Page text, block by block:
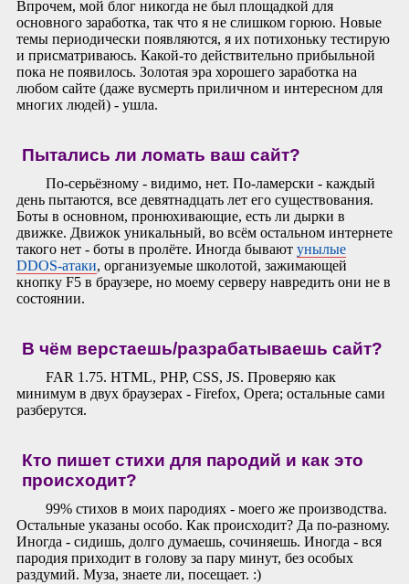
Впрочем, мой блог никогда не был площадкой для
основного заработка, так что я не слишком горюю. Новые
темы периодически появляются, я их потихоньку тестирую
и присматриваюсь. Какой-то действительно прибыльной
пока не появилось. Золотая эра хорошего заработка на
любом сайте (даже вусмерть приличном и интересном для
многих людей) - ушла.
Пытались ли ломать ваш сайт?
По-серьёзному - видимо, нет. По-ламерски - каждый
день пытаются, все девятнадцать лет его существования.
Боты в основном, пронюхивающие, есть ли дырки в
движке. Движок уникальный, во всём остальном интернете
такого нет - боты в пролёте. Иногда бывают унылые
DDOS-атаки, организуемые школотой, зажимающей
кнопку F5 в браузере, но моему серверу навредить они не в
состоянии.
В чём верстаешь/разрабатываешь сайт?
FAR 1.75. HTML, PHP, CSS, JS. Проверяю как
минимум в двух браузерах - Firefox, Opera; остальные сами
разберутся.
Кто пишет стихи для пародий и как это
происходит?
99% стихов в моих пародиях - моего же производства.
Остальные указаны особо. Как происходит? Да по-разному.
Иногда - сидишь, долго думаешь, сочиняешь. Иногда - вся
пародия приходит в голову за пару минут, без особых
раздумий. Муза, знаете ли, посещает. :)